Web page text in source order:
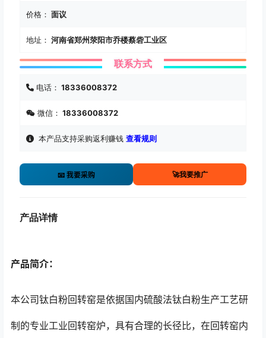
价格： 面议
地址： 河南省郑州荥阳市乔楼蔡砦工业区
联系方式
电话： 18336008372
微信： 18336008372
本产品支持采购返利赚钱 查看规则
📧 我要采购 🚀我要推广
产品详情
产品简介：
本公司钛白粉回转窑是依据国内硫酸法钛白粉生产工艺研
制的专业工业回转窑炉，具有合理的长径比，在回转窑内